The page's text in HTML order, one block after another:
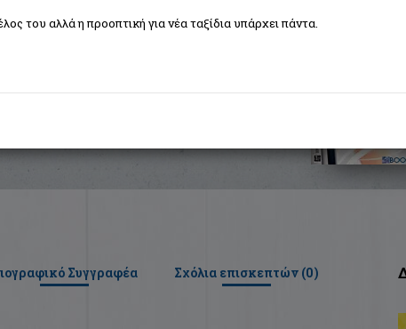
Συγγραφέα Σχόλια επισκεπτών (0)
του αλλά η προοπτική για νέα ταξίδια υπάρχει πάντα.